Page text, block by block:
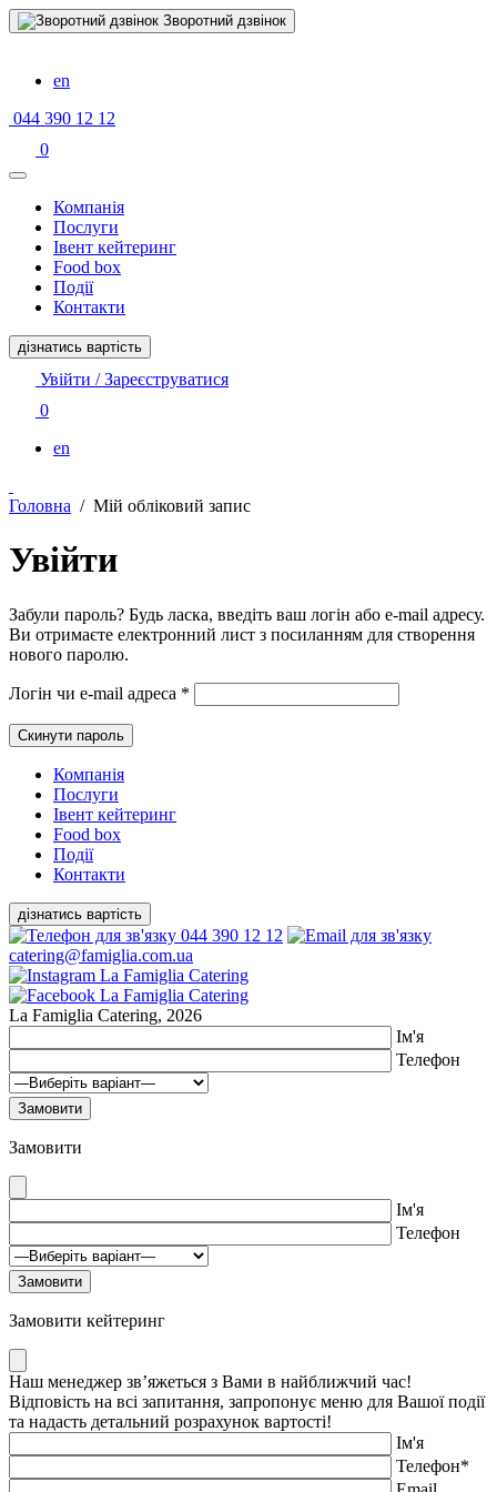
Зворотний дзвінок
en
044 390 12 12
0
Компанiя
Послуги
Івент кейтеринг
Food box
Події
Контакти
дізнатись вартість
Увійти / Зареєструватися
0
en
Головна / Мій обліковий запис
Увійти
Забули пароль? Будь ласка, введіть ваш логін або e-mail адресу.
Ви отримаєте електронний лист з посиланням для створення
нового паролю.
Логін чи e-mail адреса *
Скинути пароль
Компанiя
Послуги
Івент кейтеринг
Food box
Події
Контакти
дізнатись вартість
044 390 12 12
catering@famiglia.com.ua
La Famiglia Catering, 2026
Ім'я
Телефон
Замовити
Ім'я
Телефон
Замовити кейтеринг
Наш менеджер зв’яжеться з Вами в найближчий час!
Відповість на всі запитання, запропонує меню для Вашої події
та надасть детальний розрахунок вартості!
Ім'я
Телефон*